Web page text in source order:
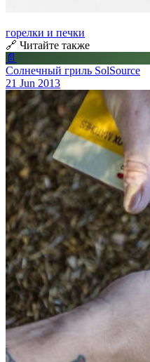
горелки и печки
🔗 Читайте также
📄
Солнечный гриль SolSource
21 Jun 2013